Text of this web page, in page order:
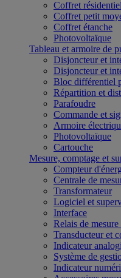
Coffret résidentiel
Coffret petit
Coffret étanche
Photovoltaïque
Tableau et armoire de
Disjoncteur et
Disjoncteur et
Bloc différentiel
Répartition et
Parafoudre
Commande et
Armoire
Photovoltaïque
Cartouche
Mesure, comptage et
Compteur
Centrale de
Transformateur
Logiciel et
Interface
Relais de
Transducteur et
Indicateur
Système de
Indicateur